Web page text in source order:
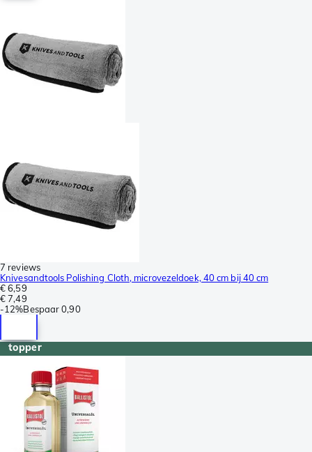
7 reviews
Knivesandtools Polishing Cloth, microvezeldoek, 40 cm bij 40 cm
€ 6,59
€ 7,49
-12%Bespaar 0,90
topper